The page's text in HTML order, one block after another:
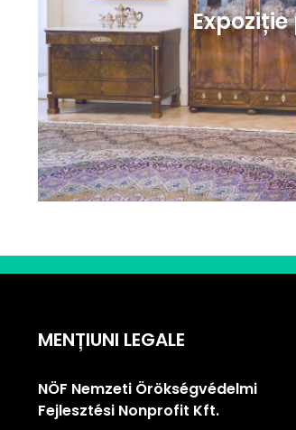
MENȚIUNI LEGALE
NÖF Nemzeti Örökségvédelmi
Fejlesztési Nonprofit Kft.